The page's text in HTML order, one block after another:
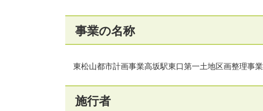
事業の名称
東松山都市計画事業高坂駅東口第一土地区画整理事業
施行者